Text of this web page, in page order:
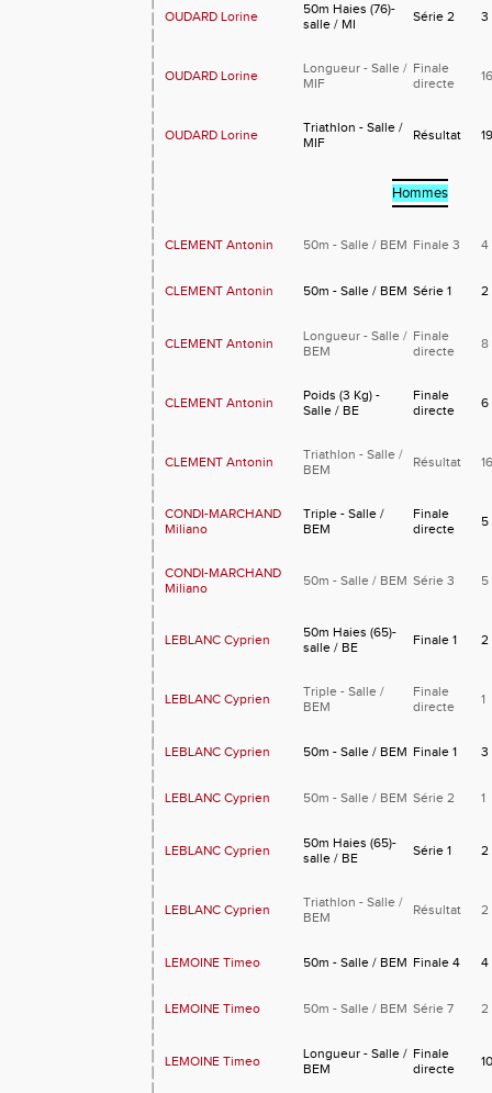
OUDARD Lorine
50m Haies (76)-
salle / MI
Série 2 3
OUDARD Lorine
Longueur - Salle /
MIF
Finale
directe
16
OUDARD Lorine
Triathlon - Salle /
MIF
Résultat 19
Hommes
CLEMENT Antonin 50m - Salle / BEM Finale 3 4
CLEMENT Antonin 50m - Salle / BEM Série 1 2
CLEMENT Antonin
Longueur - Salle /
BEM
Finale
directe
8
CLEMENT Antonin
Poids (3 Kg) -
Salle / BE
Finale
directe
6
CLEMENT Antonin
Triathlon - Salle /
BEM
Résultat 16
CONDI-MARCHAND
Miliano
Triple - Salle /
BEM
Finale
directe
5
CONDI-MARCHAND
Miliano
50m - Salle / BEM Série 3 5
LEBLANC Cyprien
50m Haies (65)-
salle / BE
Finale 1 2
LEBLANC Cyprien
Triple - Salle /
BEM
Finale
directe
1
LEBLANC Cyprien 50m - Salle / BEM Finale 1 3
LEBLANC Cyprien 50m - Salle / BEM Série 2 1
LEBLANC Cyprien
50m Haies (65)-
salle / BE
Série 1 2
LEBLANC Cyprien
Triathlon - Salle /
BEM
Résultat 2
LEMOINE Timeo 50m - Salle / BEM Finale 4 4
LEMOINE Timeo 50m - Salle / BEM Série 7 2
LEMOINE Timeo
Longueur - Salle /
BEM
Finale
directe
10